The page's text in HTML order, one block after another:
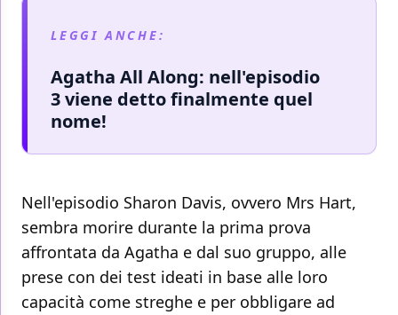
LEGGI ANCHE:
Agatha All Along: nell'episodio
3 viene detto finalmente quel
nome!
Nell'episodio Sharon Davis, ovvero Mrs Hart,
sembra morire durante la prima prova
affrontata da Agatha e dal suo gruppo, alle
prese con dei test ideati in base alle loro
capacità come streghe e per obbligare ad